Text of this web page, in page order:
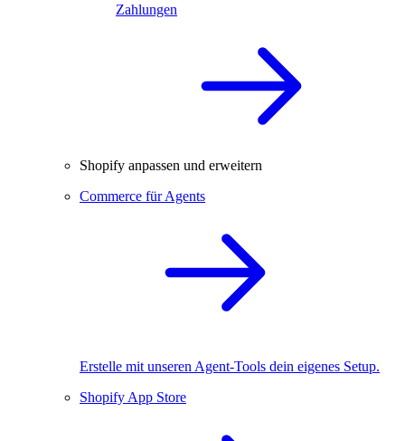
Zahlungen
Shopify anpassen und erweitern
Commerce für Agents
Erstelle mit unseren Agent-Tools dein eigenes Setup.
Shopify App Store